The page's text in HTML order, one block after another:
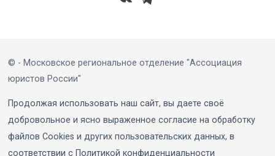
© - Московское региональное отделение "Ассоциация
юристов России"
Продолжая использовать наш сайт, вы даете своё
добровольное и ясно выраженное согласие на обработку
файлов Cookies и других пользовательских данных, в
соответствии с Политикой конфиденциальности